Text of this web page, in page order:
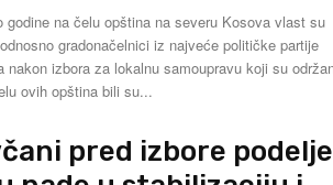
godine na čelu opština na severu Kosova vlast su
gradonačelnici iz najveće političke partije
nakon izbora za lokalnu samoupravu koji su
Na čelu ovih opština bili su...
pred izbore